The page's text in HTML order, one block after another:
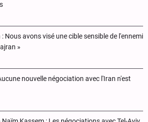
: Nous avons visé une cible sensible de l'ennemi
»
nouvelle négociation avec l'Iran n'est